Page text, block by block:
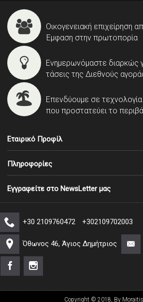
Οικογενειακή επιχείρηση
Έμφαση στην πρωτοπορία
Ενημερωνόμαστε διαρκώς
τάσεις της Διεθνούς
Επενδύουμε σε τεχνολογία
που προστατεύει το
Εταιρικό Προφίλ
Πληροφορίες
Εγγραφείτε στο NewsLetter μας
+30 2109760472 +302109702003
Όθωνος 46, Άγιος Δημήτριος
Copyright © 2018, By